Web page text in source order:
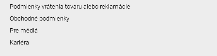
Podmienky vrátenia tovaru alebo reklamácie
Obchodné podmienky
Pre médiá
Kariéra